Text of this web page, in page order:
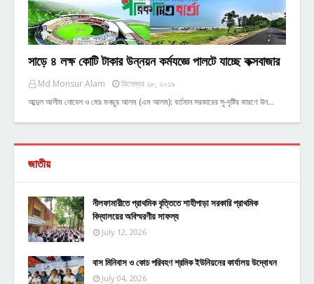
সাড়ে ৪ লক্ষ কোটি টাকার উন্নয়ন কর্মযজ্ঞে পালটে যাচ্ছে কক্সবাজার
Md Monsur Alam
ডিসেম্বর ২৮, ২০১৯
আব্দুল আলীম নোবেল ও মোঃ মনছুর আলম (এম আলম): বর্তমান সরকারের সু-দৃষ্টির কারণে উন…
জাতীয়
নীলফামারীতে প্রাথমিক বৃত্তিতে শাহীপাড়া সরকারি প্রাথমিক
বিদ্যালয়ের অবিস্মরণীয় সাফল্য
July 12, 2026
বাস মিনিবাস ও কোচ পরিবহণ শ্রমিক ইউনিয়নের কার্যালয় উদ্বোধন
July 04, 2026